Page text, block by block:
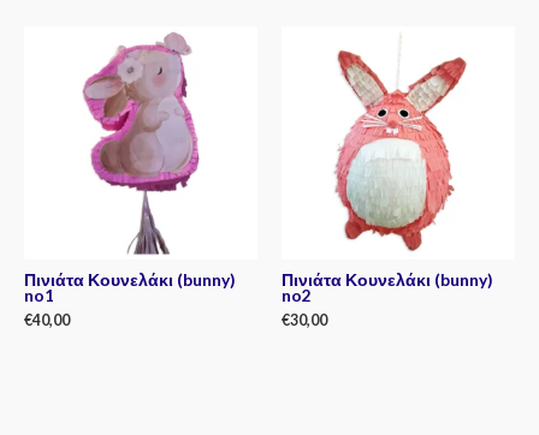
Πινιάτα Κουνελάκι (bunny)
no1
€40,00
Πινιάτα Κουνελάκι (bunny)
no2
€30,00